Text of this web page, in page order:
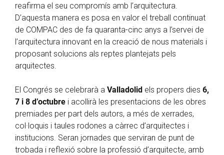
reafirma el seu compromís amb l’arquitectura.
D’aquesta manera es posa en valor el treball continuat
de COMPAC des de fa quaranta-cinc anys a l’servei de
l’arquitectura innovant en la creació de nous materials i
proposant solucions als reptes plantejats pels
arquitectes.
El Congrés se celebrarà a Valladolid els propers dies 6,
7 i 8 d’octubre i acollirà les presentacions de les obres
premiades per part dels autors, a més de xerrades,
col·loquis i taules rodones a càrrec d’arquitectes i
institucions. Seran jornades que serviran de punt de
trobada i reflexió sobre la professió d’arquitecte, amb